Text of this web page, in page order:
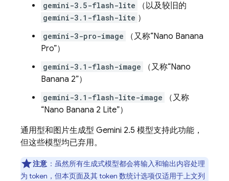
gemini-3.5-flash-lite （以及较旧的
gemini-3.1-flash-lite ）
gemini-3-pro-image
（又称“Nano Banana
Pro”）
gemini-3.1-flash-image
（又称“Nano
Banana 2”）
gemini-3.1-flash-lite-image
（又称
“Nano Banana 2 Lite”）
通用型和图片生成型 Gemini 2.5 模型支持此功能，
但这些模型均已弃用。
注意 ：虽然所有生成式模型都会将输入和输出内容处理
为 token，但本页面及其 token 数统计选项仅适用于上文列